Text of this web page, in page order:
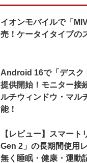
イオンモバイルで「
売！ケータイタイプの
Android 16で「デスク
提供開始！モニター接
ルチウィンドウ・マル
能！
【レビュー】スマー
Gen 2」の長期間使用
無く睡眠・健康・運動